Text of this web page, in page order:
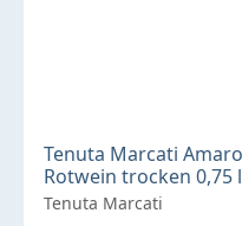
Tenuta Marcati
Rotwein trocken 0,75
Tenuta Marcati